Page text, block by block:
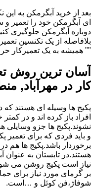
بعد از خرید آبگرمکن به
ای آبگرمکن خود را تعمیر
دوباره آبگرمکن جلوگیری
بلافاصله از یک تکنسین
"" همیشه به یک تعمیرکار
آسان ترین روش
کار در مهرآباد,
پکیج ها وسیله ای هستند
افراد باز کرده اند و در
نشوند.پکیج ها جزو
و باید فردی که برای تعمیر
برخوردار باشد.پکیج ها هم
هستند.در تابستان به
نیاز است پکیج روشن می
بر گرمای مورد نیاز برای
شوفاژ،فن کوئل و …است.